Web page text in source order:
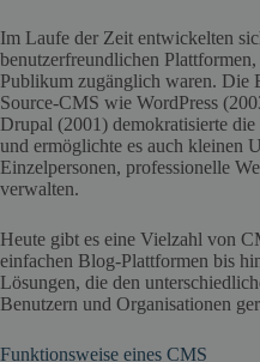
Im Laufe der Zeit entwickelten
benutzerfreundlichen
Publikum zugänglich waren. Die
Source-CMS wie WordPress
Drupal (2001) demokratisierte
und ermöglichte es auch kleinen
Einzelpersonen, professionelle
verwalten.
Heute gibt es eine Vielzahl von
einfachen Blog-Plattformen bis
Lösungen, die den
Benutzern und Organisationen
Funktionsweise eines CMS